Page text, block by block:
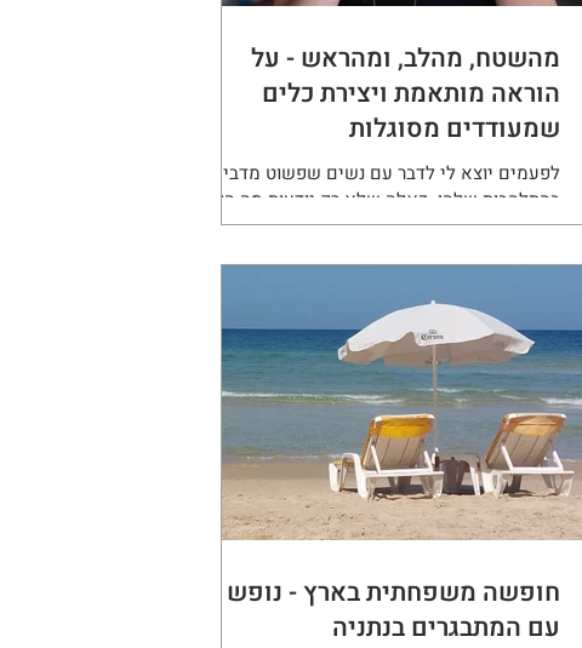
מהשטח, מהלב, ומהראש - על
הוראה מותאמת ויצירת כלים
שמעודדים מסוגלות
לפעמים יוצא לי לדבר עם נשים שפשוט מדביקות
בהתלהבות שלהן. כאלה שלא רק יודעות מה הן
עושות – אלא יודעות למה הן עושות את זה. מור
חופשה משפחתית בארץ - נופש
עם המתבגרים בנתניה